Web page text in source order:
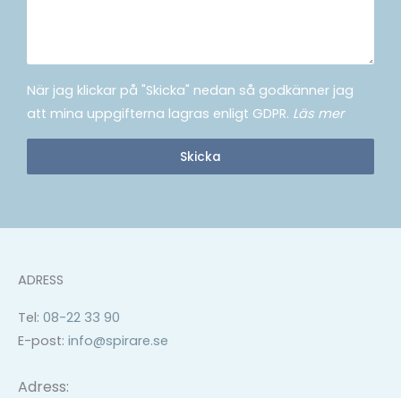
När jag klickar på "Skicka" nedan så godkänner jag
att mina uppgifterna lagras enligt GDPR. Läs mer
Skicka
ADRESS
Tel: 08-22 33 90
E-post: info@spirare.se
Adress: